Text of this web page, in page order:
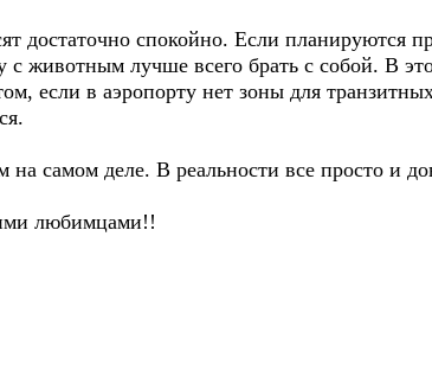
достаточно спокойно. Если планируются
с животным лучше всего брать с собой. В
если в аэропорту нет зоны для
на самом деле. В реальности все просто и
любимцами!!